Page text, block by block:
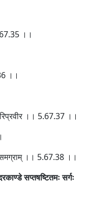
।।
।।
।। 5.67.37 ।।
समग्राम् ।। 5.67.38 ।।
सप्तषष्टितमः सर्गः